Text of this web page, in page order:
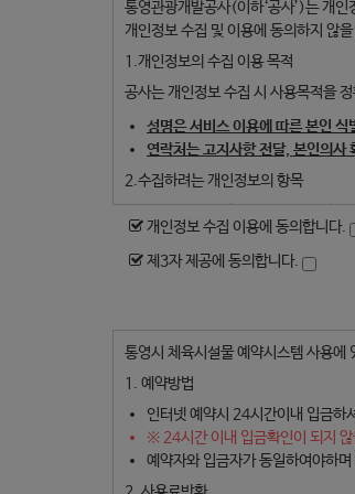
통영관광개발공사(이하‘공사’)는 개
개인정보 수집 및 이용에 동의하지 않
1.개인정보의 수집 이용 목적
공사는 개인정보 수집 시 사용목적을
성명은 서비스 이용에 따른 본인 식
연락처는 고지사항 전달, 본인의사
2.수집하려는 개인정보의 항목
수집내용 : 성명, 연락처
공사 체육시설 이용 회원정보 보유기
단, 개인정보 수집 및 이용 재동의 절차
4.개인정보 수집동의 거부 권리 및 불
정보주체는 개인정보 수집 동의를 거
공사는 보다 원활한 서비스 제공을 위
개인정보 수집 이용에 동의합니다.
제3자 제공에 동의합니다.
통영시 체육시설물 예약시스템 사용에
1. 예약방법
인터넷 예약시 24시간이내 입금하
※ 24시간 이내 입금확인이 되지
예약자와 입금자가 동일하여야하